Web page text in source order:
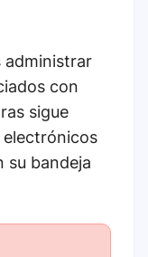
administrar
con
sigue
su bandeja